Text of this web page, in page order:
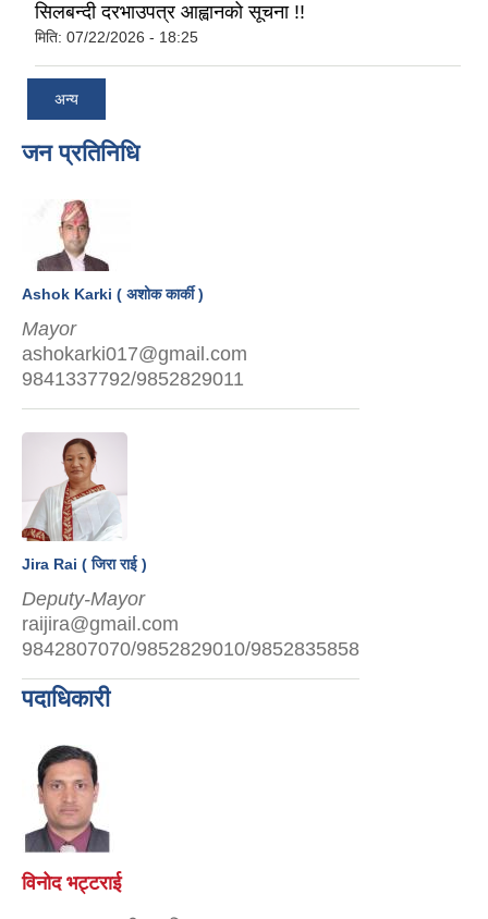
सिलबन्दी दरभाउपत्र आह्वानको सूचना !!
मिति: 07/22/2026 - 18:25
अन्य
जन प्रतिनिधि
Ashok Karki ( अशोक कार्की )
Mayor
ashokarki017@gmail.com
9841337792/9852829011
Jira Rai ( जिरा राई )
Deputy-Mayor
raijira@gmail.com
9842807070/9852829010/9852835858
पदाधिकारी
विनोद भट्टराई